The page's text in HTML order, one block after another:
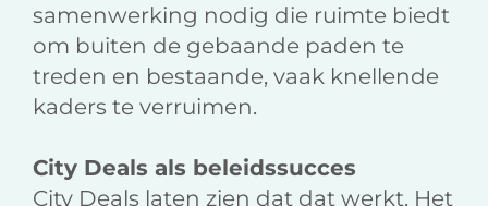
samenwerking nodig die ruimte biedt
om buiten de gebaande paden te
treden en bestaande, vaak knellende
kaders te verruimen.
City Deals als beleidssucces
City Deals laten zien dat dat werkt. Het